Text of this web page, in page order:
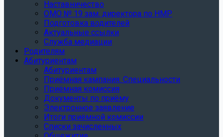
Наставничество
ОМО № 19 зам. директора по НМР
Подготовка водителей
Актуальные ссылки
Служба медиации
Родителям
Абитуриентам
Абитуриентам
Приёмная кампания. Специальности
Приёмная комиссия
Документы по приёму
Электронное заявление
Итоги приёмной комиссии
Списки зачисленных